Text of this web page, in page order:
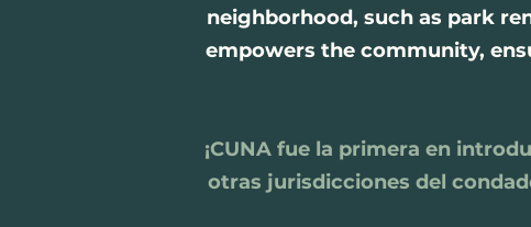
neighborhood, such as park
empowers the community,
¡CUNA fue la primera en
otras jurisdicciones del